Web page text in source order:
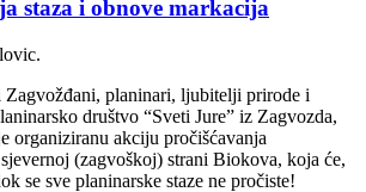
staza i obnove markacija
Zagvožđani, planinari, ljubitelji prirode i
društvo “Sveti Jure” iz Zagvozda,
organiziranu akciju pročišćavanja
(zagvoškoj) strani Biokova, koja će,
se sve planinarske staze ne pročiste!